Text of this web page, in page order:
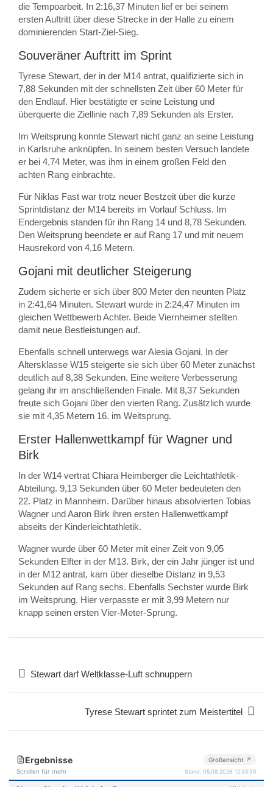
die Tempoarbeit. In 2:16,37 Minuten lief er bei seinem
ersten Auftritt über diese Strecke in der Halle zu einem
dominierenden Start-Ziel-Sieg.
Souveräner Auftritt im Sprint
Tyrese Stewart, der in der M14 antrat, qualifizierte sich in
7,88 Sekunden mit der schnellsten Zeit über 60 Meter für
den Endlauf. Hier bestätigte er seine Leistung und
überquerte die Ziellinie nach 7,89 Sekunden als Erster.
Im Weitsprung konnte Stewart nicht ganz an seine Leistung
in Karlsruhe anknüpfen. In seinem besten Versuch landete
er bei 4,74 Meter, was ihm in einem großen Feld den
achten Rang einbrachte.
Für Niklas Fast war trotz neuer Bestzeit über die kurze
Sprintdistanz der M14 bereits im Vorlauf Schluss. Im
Endergebnis standen für ihn Rang 14 und 8,78 Sekunden.
Den Weitsprung beendete er auf Rang 17 und mit neuem
Hausrekord von 4,16 Metern.
Gojani mit deutlicher Steigerung
Zudem sicherte er sich über 800 Meter den neunten Platz
in 2:41,64 Minuten. Stewart wurde in 2:24,47 Minuten im
gleichen Wettbewerb Achter. Beide Viernheimer stellten
damit neue Bestleistungen auf.
Ebenfalls schnell unterwegs war Alesia Gojani. In der
Altersklasse W15 steigerte sie sich über 60 Meter zunächst
deutlich auf 8,38 Sekunden. Eine weitere Verbesserung
gelang ihr im anschließenden Finale. Mit 8,37 Sekunden
freute sich Gojani über den vierten Rang. Zusätzlich wurde
sie mit 4,35 Metern 16. im Weitsprung.
Erster Hallenwettkampf für Wagner und
Birk
In der W14 vertrat Chiara Heimberger die Leichtathletik-
Abteilung. 9,13 Sekunden über 60 Meter bedeuteten den
22. Platz in Mannheim. Darüber hinaus absolvierten Tobias
Wagner und Aaron Birk ihren ersten Hallenwettkampf
abseits der Kinderleichtathletik.
Wagner wurde über 60 Meter mit einer Zeit von 9,05
Sekunden Elfter in der M13. Birk, der ein Jahr jünger ist und
in der M12 antrat, kam über dieselbe Distanz in 9,53
Sekunden auf Rang sechs. Ebenfalls Sechster wurde Birk
im Weitsprung. Hier verpasste er mit 3,99 Metern nur
knapp seinen ersten Vier-Meter-Sprung.
Beitragsnavigation
Stewart darf Weltklasse-Luft schnuppern
Tyrese Stewart sprintet zum Meistertitel